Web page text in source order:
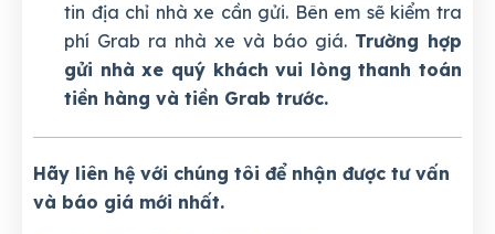
tin địa chỉ nhà xe cần gửi. Bên em sẽ kiểm tra
phí Grab ra nhà xe và báo giá. Trường hợp
gửi nhà xe quý khách vui lòng thanh toán
tiền hàng và tiền Grab trước.
Hãy liên hệ với chúng tôi để nhận được tư vấn
và báo giá mới nhất.